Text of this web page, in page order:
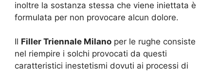
inoltre la sostanza stessa che viene iniettata è
formulata per non provocare alcun dolore.
Il Filler Triennale Milano per le rughe consiste
nel riempire i solchi provocati da questi
caratteristici inestetismi dovuti ai processi di